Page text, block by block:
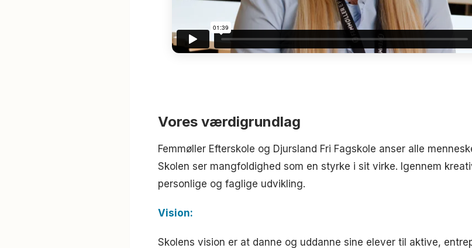
Vores værdigrundlag
Femmøller Efterskole og Djursland Fri Fagskole anser alle
Skolen ser mangfoldighed som en styrke i sit virke. Igennem
personlige og faglige udvikling.
Vision:
Skolens vision er at danne og uddanne sine elever til aktive,